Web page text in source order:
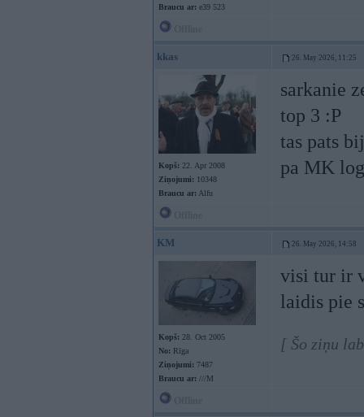
Braucu ar: e39 523
kkas 26. May 2026, 11:25
Kopš: 22. Apr 2008
Ziņojumi: 10348
Braucu ar: Alfu
sarkanie
top 3 :P
tas pats
pa MK
KM 26. May 2026, 14:58
Kopš: 28. Oct 2005
No: Rīga
Ziņojumi: 7487
Braucu ar: ///M
visi tur ir
laidis pie
[ Šo ziņu